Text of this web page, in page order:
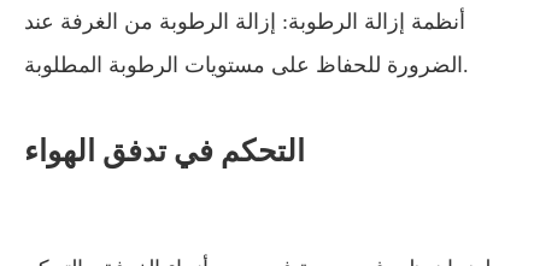
أنظمة إزالة الرطوبة: إزالة الرطوبة من الغرفة عند
الضرورة للحفاظ على مستويات الرطوبة المطلوبة.
التحكم في تدفق الهواء